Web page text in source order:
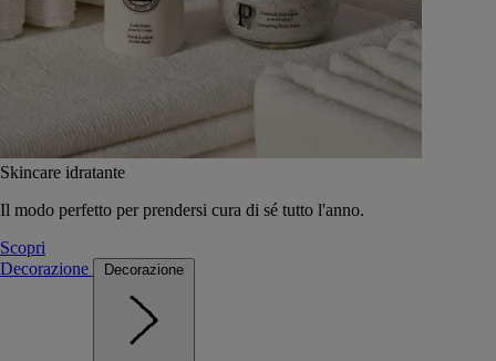
Skincare idratante
Il modo perfetto per prendersi cura di sé tutto l'anno.
Scopri
Decorazione
Decorazione